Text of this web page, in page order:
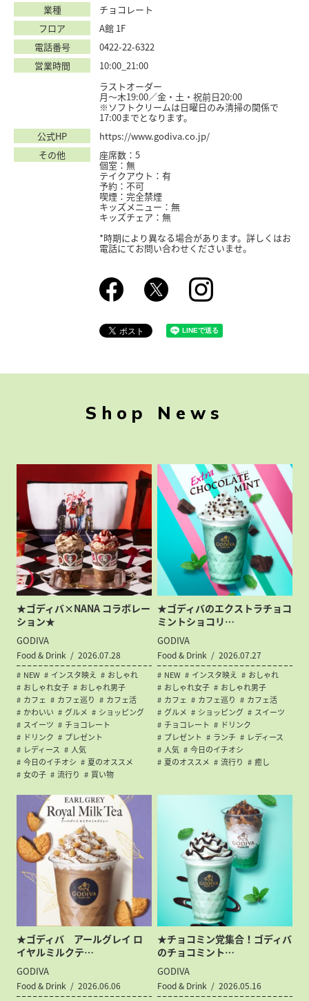
業種
チョコレート
フロア
A館 1F
電話番号
0422-22-6322
営業時間
10:00_21:00
ラストオーダー
月〜木19:00／金・土・祝前日20:00
※ソフトクリームは日曜日のみ清掃の関係で
17:00までとなります。
公式HP
https://www.godiva.co.jp/
その他
座席数：5
個室：無
テイクアウト：有
予約：不可
喫煙：完全禁煙
キッズメニュー：無
キッズチェア：無
*時期により異なる場合があります。詳しくはお
電話にてお問い合わせくださいませ。
Shop News
★ゴディバ×NANA コラボレー
ション★
GODIVA
Food & Drink 2026.07.28
NEW インスタ映え
おしゃれ
おしゃれ女子
おしゃれ男子
カフェ
カフェ巡り
カフェ活
かわいい
グルメ
ショッピング
スイーツ
チョコレート
ドリンク
プレゼント
レディース
人気
今日のイチオシ
夏のオススメ
女の子
流行り 買い物
★ゴディバのエクストラチョコ
ミントショコリ…
GODIVA
Food & Drink 2026.07.27
NEW インスタ映え
おしゃれ
おしゃれ女子
おしゃれ男子
カフェ
カフェ巡り
カフェ活
グルメ
ショッピング
スイーツ
チョコレート
ドリンク
プレゼント
ランチ
レディース
人気
今日のイチオシ
夏のオススメ
流行り 癒し
★ゴディバ アールグレイ ロ
イヤルミルクテ…
GODIVA
Food & Drink 2026.06.06
★チョコミン党集合！ゴディバ
のチョコミント…
GODIVA
Food & Drink 2026.05.16